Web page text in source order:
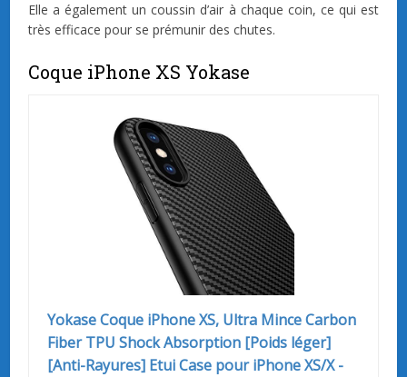
Elle a également un coussin d’air à chaque coin, ce qui est
très efficace pour se prémunir des chutes.
Coque iPhone XS Yokase
Yokase Coque iPhone XS, Ultra Mince Carbon
Fiber TPU Shock Absorption [Poids léger]
[Anti-Rayures] Etui Case pour iPhone XS/X -